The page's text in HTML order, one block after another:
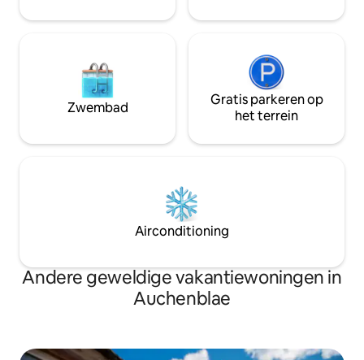
Zwembad
Gratis parkeren op
het terrein
Airconditioning
Andere geweldige vakantiewoningen in
Auchenblae